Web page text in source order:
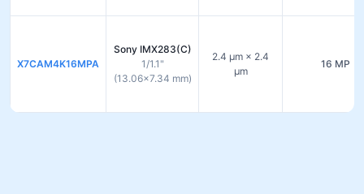
X7CAM4K16MPA
Sony IMX283(C)
1/1.1"
(13.06×7.34 mm)
2.4 µm × 2.4
µm
16 MP